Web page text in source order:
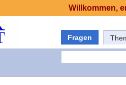
Fragen
Willkommen,